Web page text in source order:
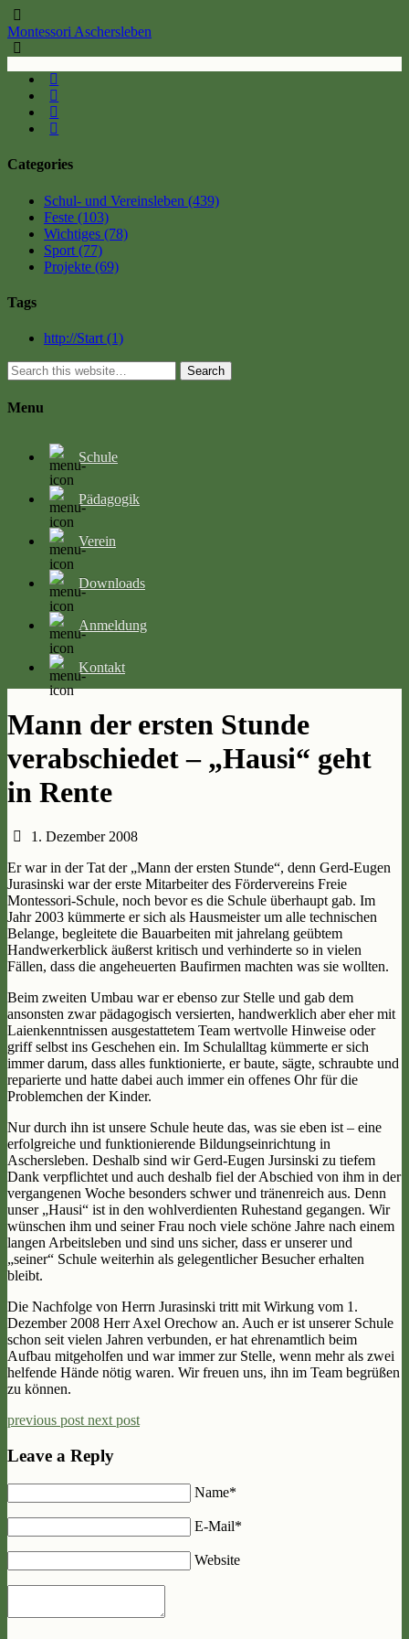
Montessori Aschersleben
Categories
Schul- und Vereinsleben (439)
Feste (103)
Wichtiges (78)
Sport (77)
Projekte (69)
Tags
http://Start (1)
Search
Menu
Schule
Pädagogik
Verein
Downloads
Anmeldung
Kontakt
Mann der ersten Stunde
verabschiedet – „Hausi“ geht
in Rente
1. Dezember 2008
Er war in der Tat der „Mann der ersten Stunde“, denn Gerd-Eugen
Jurasinski war der erste Mitarbeiter des Fördervereins Freie
Montessori-Schule, noch bevor es die Schule überhaupt gab. Im
Jahr 2003 kümmerte er sich als Hausmeister um alle technischen
Belange, begleitete die Bauarbeiten mit jahrelang geübtem
Handwerkerblick äußerst kritisch und verhinderte so in vielen
Fällen, dass die angeheuerten Baufirmen machten was sie wollten.
Beim zweiten Umbau war er ebenso zur Stelle und gab dem
ansonsten zwar pädagogisch versierten, handwerklich aber eher mit
Laienkenntnissen ausgestattetem Team wertvolle Hinweise oder
griff selbst ins Geschehen ein. Im Schulalltag kümmerte er sich
immer darum, dass alles funktionierte, er baute, sägte, schraubte und
reparierte und hatte dabei auch immer ein offenes Ohr für die
Problemchen der Kinder.
Nur durch ihn ist unsere Schule heute das, was sie eben ist – eine
erfolgreiche und funktionierende Bildungseinrichtung in
Aschersleben. Deshalb sind wir Gerd-Eugen Jursinski zu tiefem
Dank verpflichtet und auch deshalb fiel der Abschied von ihm in der
vergangenen Woche besonders schwer und tränenreich aus. Denn
unser „Hausi“ ist in den wohlverdienten Ruhestand gegangen. Wir
wünschen ihm und seiner Frau noch viele schöne Jahre nach einem
langen Arbeitsleben und sind uns sicher, dass er unserer und
„seiner“ Schule weiterhin als gelegentlicher Besucher erhalten
bleibt.
Die Nachfolge von Herrn Jurasinski tritt mit Wirkung vom 1.
Dezember 2008 Herr Axel Orechow an. Auch er ist unserer Schule
schon seit vielen Jahren verbunden, er hat ehrenamtlich beim
Aufbau mitgeholfen und war immer zur Stelle, wenn mehr als zwei
helfende Hände nötig waren. Wir freuen uns, ihn im Team begrüßen
zu können.
previous postnext post
Leave a Reply
Name*
E-Mail*
Website